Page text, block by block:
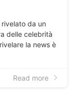
da un
delle celebrità
la news è
Read more